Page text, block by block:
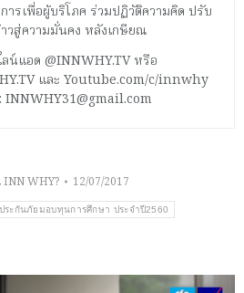
รเพื่อผู้บริโภค ร่วมปฏิวัติความคิด ปรับ
วสู่ความมั่นคง หลังเกษียณ
ลน์แอด @INNWHY.TV หรือ
และ Youtube.com/c/innwhy
INNWHY31@gmail.com
WHY?
12/07/2017
ระกันภัยมอบทุนการศึกษา ประจำปี2560